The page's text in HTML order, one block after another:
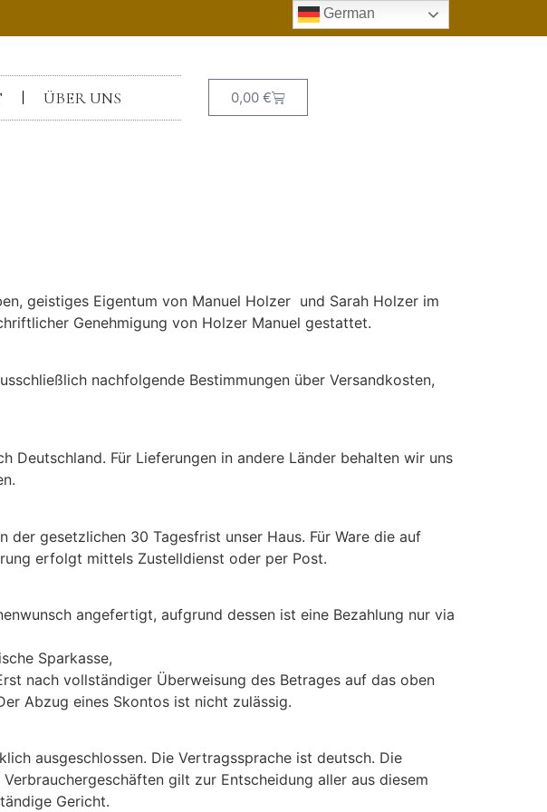
ÜBER UNS 0,00 €
geistiges Eigentum von Manuel Holzer und Sarah Holzer im
Genehmigung von Holzer Manuel gestattet.
nachfolgende Bestimmungen über Versandkosten,
Deutschland. Für Lieferungen in andere Länder behalten wir uns
gesetzlichen 30 Tagesfrist unser Haus. Für Ware die auf
erfolgt mittels Zustelldienst oder per Post.
angefertigt, aufgrund dessen ist eine Bezahlung nur via
Sparkasse,
nach vollständiger Überweisung des Betrages auf das oben
Abzug eines Skontos ist nicht zulässig.
ausgeschlossen. Die Vertragssprache ist deutsch. Die
gilt zur Entscheidung aller aus diesem
Gericht.
German